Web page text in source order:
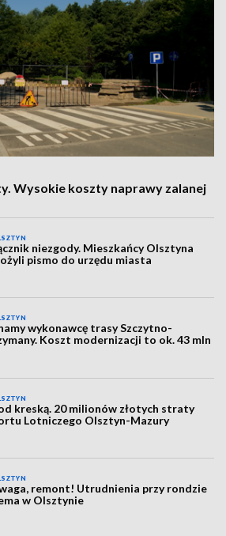
Wysokie koszty naprawy zalanej
niezgody. Mieszkańcy Olsztyna
pismo do urzędu miasta
wykonawcę trasy Szczytno-
Koszt modernizacji to ok. 43 mln
kreską. 20 milionów złotych straty
Lotniczego Olsztyn-Mazury
remont! Utrudnienia przy rondzie
w Olsztynie